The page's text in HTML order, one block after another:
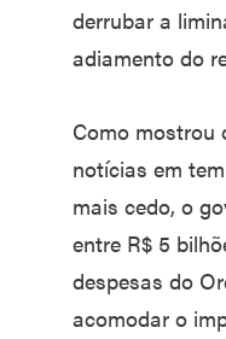
derrubar a
adiamento do
Como mostrou
notícias em
mais cedo, o
entre R$ 5
despesas do
acomodar o